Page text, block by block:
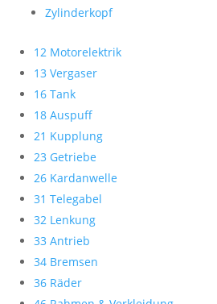
Zylinderkopf
12 Motorelektrik
13 Vergaser
16 Tank
18 Auspuff
21 Kupplung
23 Getriebe
26 Kardanwelle
31 Telegabel
32 Lenkung
33 Antrieb
34 Bremsen
36 Räder